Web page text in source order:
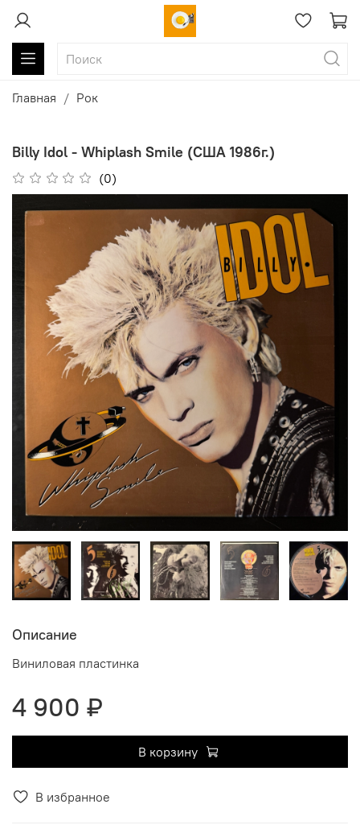
Главная Рок
Billy Idol - Whiplash Smile (США 1986г.)
(0)
В избранное
Описание
Виниловая пластинка
4 900 ₽
В корзину